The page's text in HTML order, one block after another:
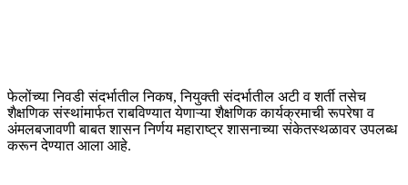
फेलोंच्या निवडी संदर्भातील निकष, नियुक्ती संदर्भातील अटी व शर्ती तसेच
शैक्षणिक संस्थांमार्फत राबविण्यात येणाऱ्या शैक्षणिक कार्यक्रमाची रूपरेषा व
अंमलबजावणी बाबत शासन निर्णय महाराष्ट्र शासनाच्या संकेतस्थळावर उपलब्ध
करून देण्यात आला आहे.